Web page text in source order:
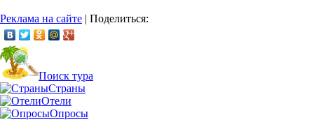
Реклама на сайте | Поделиться:
Поиск тура
Страны
Отели
Опросы